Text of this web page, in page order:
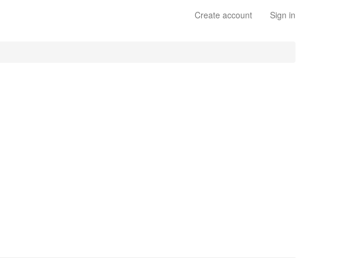
Create account Sign in